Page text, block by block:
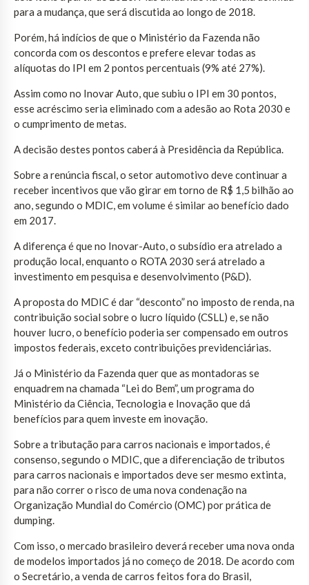
para a mudança, que será discutida ao longo de 2018.
Porém, há indícios de que o Ministério da Fazenda não
concorda com os descontos e prefere elevar todas as
alíquotas do IPI em 2 pontos percentuais (9% até 27%).
Assim como no Inovar Auto, que subiu o IPI em 30 pontos,
esse acréscimo seria eliminado com a adesão ao Rota 2030 e
o cumprimento de metas.
A decisão destes pontos caberá à Presidência da República.
Sobre a renúncia fiscal, o setor automotivo deve continuar a
receber incentivos que vão girar em torno de R$ 1,5 bilhão ao
ano, segundo o MDIC, em volume é similar ao benefício dado
em 2017.
A diferença é que no Inovar-Auto, o subsídio era atrelado a
produção local, enquanto o ROTA 2030 será atrelado a
investimento em pesquisa e desenvolvimento (P&D).
A proposta do MDIC é dar “desconto” no imposto de renda, na
contribuição social sobre o lucro líquido (CSLL) e, se não
houver lucro, o benefício poderia ser compensado em outros
impostos federais, exceto contribuições previdenciárias.
Já o Ministério da Fazenda quer que as montadoras se
enquadrem na chamada “Lei do Bem”, um programa do
Ministério da Ciência, Tecnologia e Inovação que dá
benefícios para quem investe em inovação.
Sobre a tributação para carros nacionais e importados, é
consenso, segundo o MDIC, que a diferenciação de tributos
para carros nacionais e importados deve ser mesmo extinta,
para não correr o risco de uma nova condenação na
Organização Mundial do Comércio (OMC) por prática de
dumping.
Com isso, o mercado brasileiro deverá receber uma nova onda
de modelos importados já no começo de 2018. De acordo com
o Secretário, a venda de carros feitos fora do Brasil,